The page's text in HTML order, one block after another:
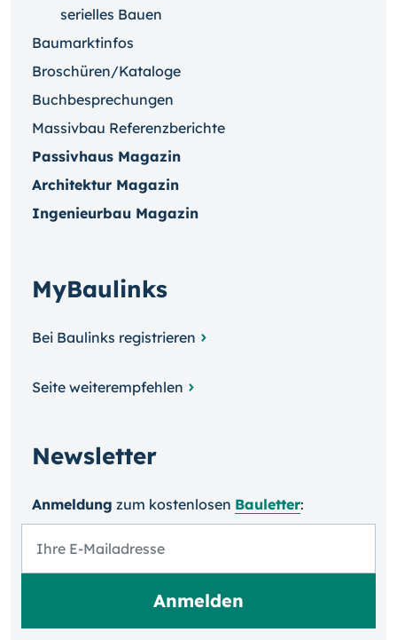
serielles Bauen
Baumarktinfos
Broschüren/Kataloge
Buchbesprechungen
Massivbau Referenzberichte
Passivhaus Magazin
Architektur Magazin
Ingenieurbau Magazin
MyBaulinks
Bei Baulinks registrieren
Seite weiterempfehlen
Newsletter
Anmeldung zum kosten­losen Bauletter: